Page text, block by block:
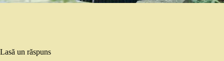
Lasă un răspuns